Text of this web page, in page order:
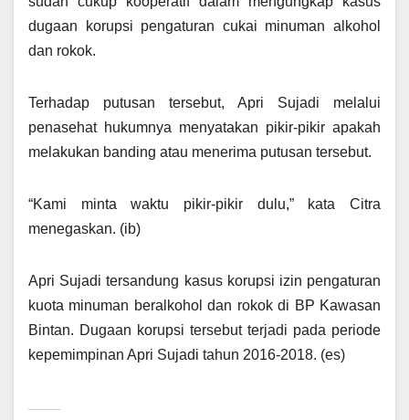
dugaan korupsi pengaturan cukai minuman alkohol
dan rokok.
Terhadap putusan tersebut, Apri Sujadi melalui
penasehat hukumnya menyatakan pikir-pikir apakah
melakukan banding atau menerima putusan tersebut.
“Kami minta waktu pikir-pikir dulu,” kata Citra
menegaskan. (ib)
Apri Sujadi tersandung kasus korupsi izin pengaturan
kuota minuman beralkohol dan rokok di BP Kawasan
Bintan. Dugaan korupsi tersebut terjadi pada periode
kepemimpinan Apri Sujadi tahun 2016-2018. (es)